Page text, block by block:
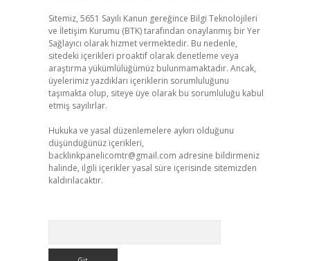
Sitemiz, 5651 Sayılı Kanun gereğince Bilgi Teknolojileri
ve İletişim Kurumu (BTK) tarafından onaylanmış bir Yer
Sağlayıcı olarak hizmet vermektedir. Bu nedenle,
sitedeki içerikleri proaktif olarak denetleme veya
araştırma yükümlülüğümüz bulunmamaktadır. Ancak,
üyelerimiz yazdıkları içeriklerin sorumluluğunu
taşımakta olup, siteye üye olarak bu sorumluluğu kabul
etmiş sayılırlar.
Hukuka ve yasal düzenlemelere aykırı olduğunu
düşündüğünüz içerikleri,
backlinkpanelicomtr@gmail.com adresine bildirmeniz
halinde, ilgili içerikler yasal süre içerisinde sitemizden
kaldırılacaktır.